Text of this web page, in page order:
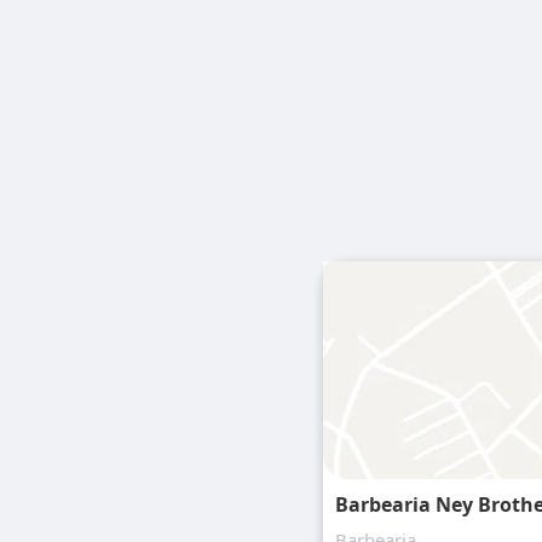
Barbearia Ney